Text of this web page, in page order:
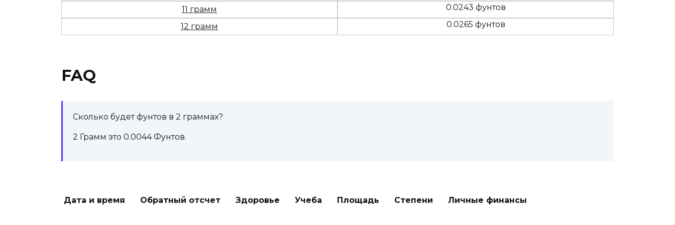
11 грамм
0.0243 фунтов
12 грамм
0.0265 фунтов
FAQ
Сколько будет фунтов в 2 граммах?
2 Грамм это 0.0044 Фунтов.
Дата и время Обратный отсчет Здоровье Учеба Площадь Степени Личные финансы